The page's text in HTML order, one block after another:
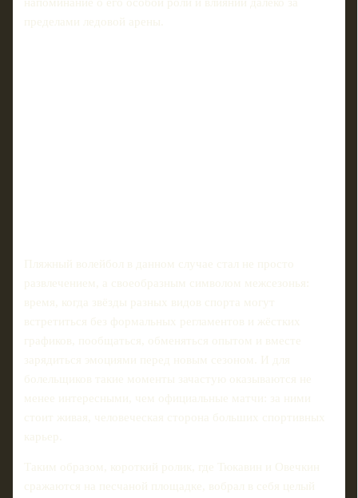
пределами ледовой арены.
Пляжный волейбол в данном случае стал не просто
развлечением, а своеобразным символом межсезонья:
время, когда звёзды разных видов спорта могут
встретиться без формальных регламентов и жёстких
графиков, пообщаться, обменяться опытом и вместе
зарядиться эмоциями перед новым сезоном. И для
болельщиков такие моменты зачастую оказываются не
менее интересными, чем официальные матчи: за ними
стоит живая, человеческая сторона больших спортивных
карьер.
Таким образом, короткий ролик, где Тюкавин и Овечкин
сражаются на песчаной площадке, вобрал в себя целый